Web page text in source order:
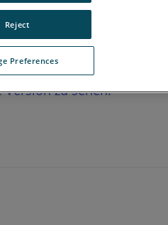
zu sehen.
Preferences
Reject